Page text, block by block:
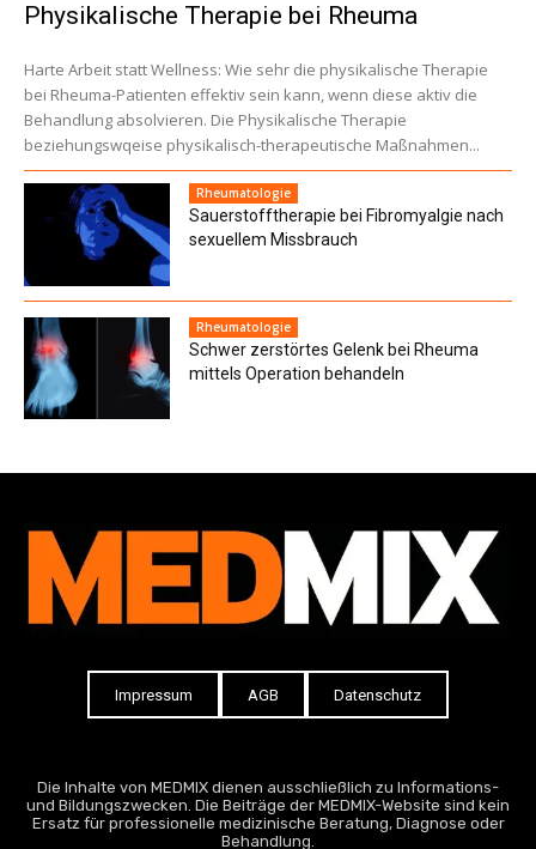
Physikalische Therapie bei Rheuma
Harte Arbeit statt Wellness: Wie sehr die physikalische Therapie
bei Rheuma-Patienten effektiv sein kann, wenn diese aktiv die
Behandlung absolvieren. Die Physikalische Therapie
beziehungswqeise physikalisch-therapeutische Maßnahmen...
Rheumatologie
Sauerstofftherapie bei Fibromyalgie nach
sexuellem Missbrauch
Rheumatologie
Schwer zerstörtes Gelenk bei Rheuma
mittels Operation behandeln
Impressum AGB Datenschutz
Die Inhalte von MEDMIX dienen ausschließlich zu Informations-
und Bildungszwecken. Die Beiträge der MEDMIX-Website sind kein
Ersatz für professionelle medizinische Beratung, Diagnose oder
Behandlung.